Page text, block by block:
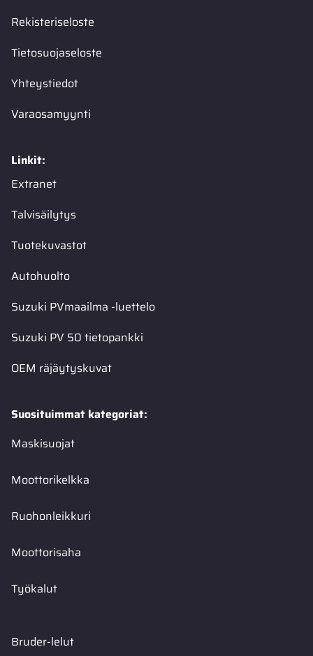
Rekisteriseloste
Tietosuojaseloste
Yhteystiedot
Varaosamyynti
Linkit:
Extranet
Talvisäilytys
Tuotekuvastot
Autohuolto
Suzuki PVmaailma -luettelo
Suzuki PV 50 tietopankki
OEM räjäytyskuvat
Suosituimmat kategoriat:
Maskisuojat
Moottorikelkka
Ruohonleikkuri
Moottorisaha
Työkalut
Bruder-lelut